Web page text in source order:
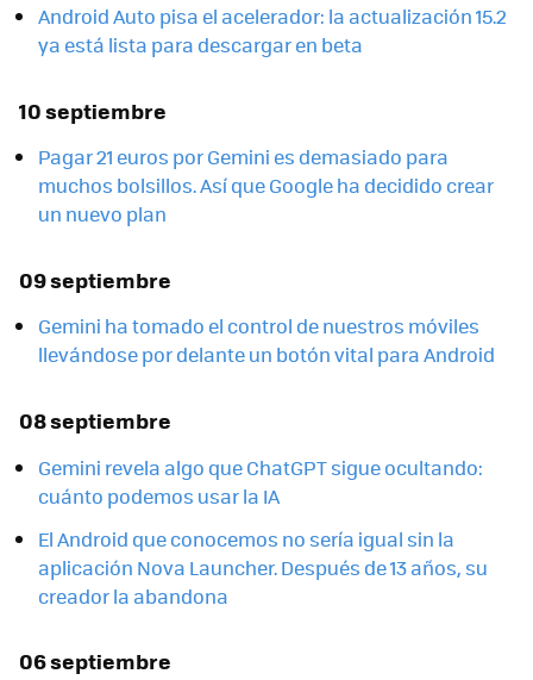
Android Auto pisa el acelerador: la actualización 15.2
ya está lista para descargar en beta
10 septiembre
Pagar 21 euros por Gemini es demasiado para
muchos bolsillos. Así que Google ha decidido crear
un nuevo plan
09 septiembre
Gemini ha tomado el control de nuestros móviles
llevándose por delante un botón vital para Android
08 septiembre
Gemini revela algo que ChatGPT sigue ocultando:
cuánto podemos usar la IA
El Android que conocemos no sería igual sin la
aplicación Nova Launcher. Después de 13 años, su
creador la abandona
06 septiembre